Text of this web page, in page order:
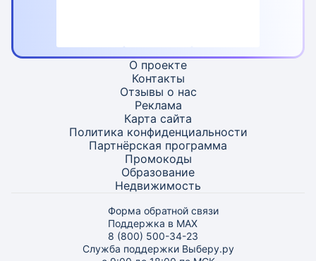
О проекте
Контакты
Отзывы о нас
Реклама
Карта сайта
Политика конфиденциальности
Партнёрская программа
Промокоды
Образование
Недвижимость
Форма обратной связи
Поддержка в MAX
8 (800) 500-34-23
Служба поддержки Выберу.ру